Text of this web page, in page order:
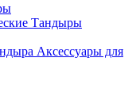
Тандыры
Аксессуары для